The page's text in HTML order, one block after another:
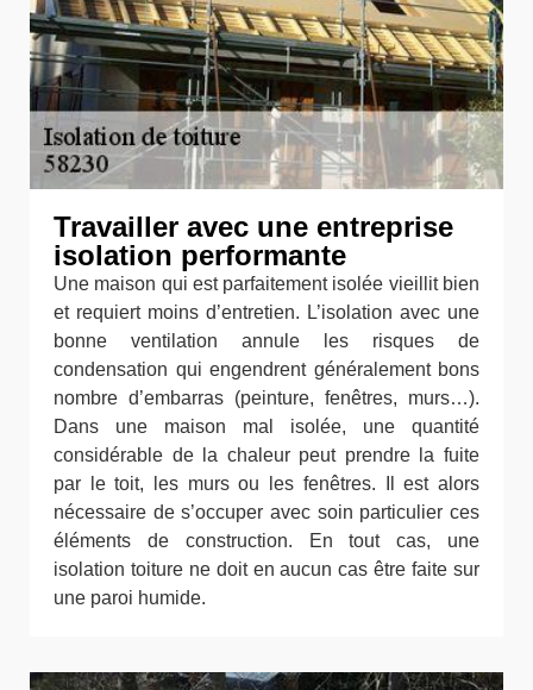
Travailler avec une entreprise
isolation performante
Une maison qui est parfaitement isolée vieillit bien
et requiert moins d’entretien. L’isolation avec une
bonne ventilation annule les risques de
condensation qui engendrent généralement bons
nombre d’embarras (peinture, fenêtres, murs…).
Dans une maison mal isolée, une quantité
considérable de la chaleur peut prendre la fuite
par le toit, les murs ou les fenêtres. Il est alors
nécessaire de s’occuper avec soin particulier ces
éléments de construction. En tout cas, une
isolation toiture ne doit en aucun cas être faite sur
une paroi humide.